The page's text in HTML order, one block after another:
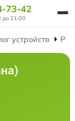
73-42
до 21:00
устройств